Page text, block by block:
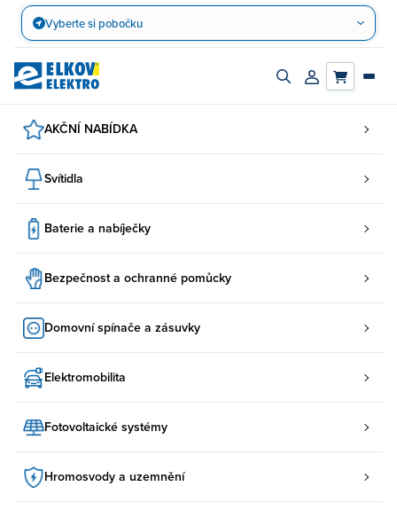
Přejít
obsah
Vyberte si pobočku
Zapnout/vypnout
Přihlásit/
AKČNÍ NABÍDKA
Svítidla
Baterie a nabíječky
Bezpečnost a ochranné pomůcky
Domovní spínače a zásuvky
Elektromobilita
Fotovoltaické systémy
Hromosvody a uzemnění